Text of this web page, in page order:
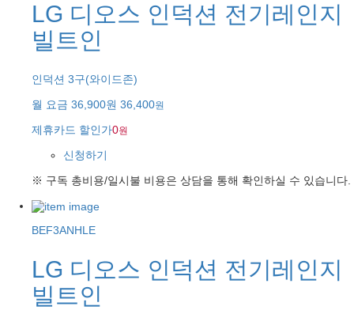
LG 디오스 인덕션 전기레인지
빌트인
인덕션 3구(와이드존)
월 요금 36,900원 36,400원
제휴카드 할인가0원
신청하기
※ 구독 총비용/일시불 비용은 상담을 통해 확인하실 수 있습니다.
BEF3ANHLE
LG 디오스 인덕션 전기레인지
빌트인